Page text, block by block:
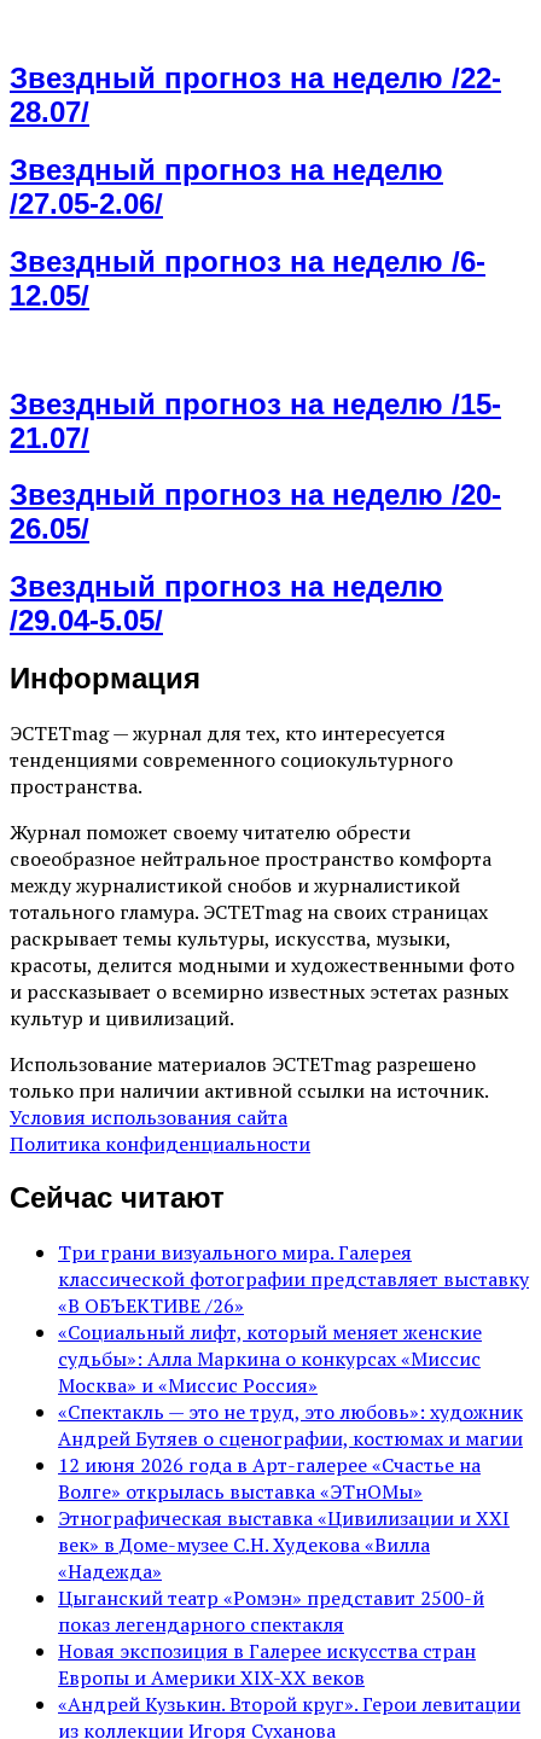
Звездный прогноз на неделю /22-
28.07/
Звездный прогноз на неделю
/27.05-2.06/
Звездный прогноз на неделю /6-
12.05/
Звездный прогноз на неделю /15-
21.07/
Звездный прогноз на неделю /20-
26.05/
Звездный прогноз на неделю
/29.04-5.05/
Информация
ЭСТЕТmag — журнал для тех, кто интересуется
тенденциями современного социокультурного
пространства.
Журнал поможет своему читателю обрести
своеобразное нейтральное пространство комфорта
между журналистикой снобов и журналистикой
тотального гламура. ЭСТЕТmag на своих страницах
раскрывает темы культуры, искусства, музыки,
красоты, делится модными и художественными фото
и рассказывает о всемирно известных эстетах разных
культур и цивилизаций.
Использование материалов ЭСТЕТmag разрешено
только при наличии активной ссылки на источник.
Условия использования сайта
Политика конфиденциальности
Сейчас читают
Три грани визуального мира. Галерея
классической фотографии представляет выставку
«В ОБЪЕКТИВЕ /26»
«Социальный лифт, который меняет женские
судьбы»: Алла Маркина о конкурсах «Миссис
Москва» и «Миссис Россия»
«Спектакль — это не труд, это любовь»: художник
Андрей Бутяев о сценографии, костюмах и магии
12 июня 2026 года в Арт-галерее «Счастье на
Волге» открылась выставка «ЭТнОМы»
Этнографическая выставка «Цивилизации и ХХI
век» в Доме-музее С.Н. Худекова «Вилла
«Надежда»
Цыганский театр «Ромэн» представит 2500-й
показ легендарного спектакля
Новая экспозиция в Галерее искусства стран
Европы и Америки XIX-XX веков
«Андрей Кузькин. Второй круг». Герои левитации
из коллекции Игоря Суханова